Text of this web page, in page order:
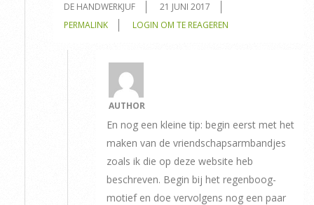
DE HANDWERKJUF
21 JUNI 2017
PERMALINK
LOGIN OM TE REAGEREN
AUTHOR
En nog een kleine tip: begin eerst met het
maken van de vriendschapsarmbandjes
zoals ik die op deze website heb
beschreven. Begin bij het regenboog-
motief en doe vervolgens nog een paar